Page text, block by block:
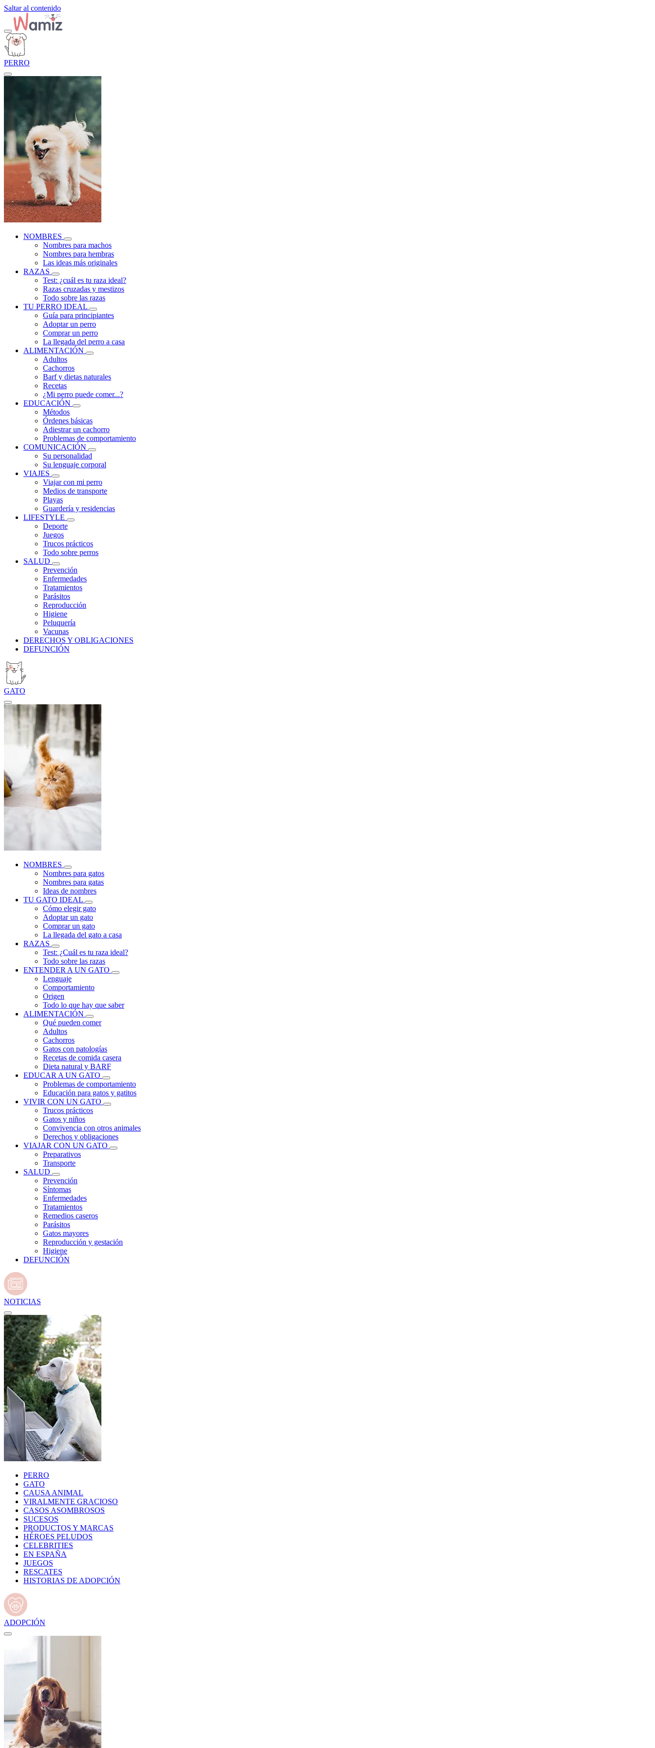
Saltar al contenido
PERRO
NOMBRES
Nombres para machos
Nombres para hembras
Las ideas más originales
RAZAS
Test: ¿cuál es tu raza ideal?
Razas cruzadas y mestizos
Todo sobre las razas
TU PERRO IDEAL
Guía para principiantes
Adoptar un perro
Comprar un perro
La llegada del perro a casa
ALIMENTACIÓN
Adultos
Cachorros
Barf y dietas naturales
Recetas
¿Mi perro puede comer...?
EDUCACIÓN
Métodos
Órdenes básicas
Adiestrar un cachorro
Problemas de comportamiento
COMUNICACIÓN
Su personalidad
Su lenguaje corporal
VIAJES
Viajar con mi perro
Medios de transporte
Playas
Guardería y residencias
LIFESTYLE
Deporte
Juegos
Trucos prácticos
Todo sobre perros
SALUD
Prevención
Enfermedades
Tratamientos
Parásitos
Reproducción
Higiene
Peluquería
Vacunas
DERECHOS Y OBLIGACIONES
DEFUNCIÓN
GATO
NOMBRES
Nombres para gatos
Nombres para gatas
Ideas de nombres
TU GATO IDEAL
Cómo elegir gato
Adoptar un gato
Comprar un gato
La llegada del gato a casa
RAZAS
Test: ¿Cuál es tu raza ideal?
Todo sobre las razas
ENTENDER A UN GATO
Lenguaje
Comportamiento
Origen
Todo lo que hay que saber
ALIMENTACIÓN
Qué pueden comer
Adultos
Cachorros
Gatos con patologías
Recetas de comida casera
Dieta natural y BARF
EDUCAR A UN GATO
Problemas de comportamiento
Educación para gatos y gatitos
VIVIR CON UN GATO
Trucos prácticos
Gatos y niños
Convivencia con otros animales
Derechos y obligaciones
VIAJAR CON UN GATO
Preparativos
Transporte
SALUD
Prevención
Síntomas
Enfermedades
Tratamientos
Remedios caseros
Parásitos
Gatos mayores
Reproducción y gestación
Higiene
DEFUNCIÓN
NOTICIAS
PERRO
GATO
CAUSA ANIMAL
VIRALMENTE GRACIOSO
CASOS ASOMBROSOS
SUCESOS
PRODUCTOS Y MARCAS
HÉROES PELUDOS
CELEBRITIES
EN ESPAÑA
JUEGOS
RESCATES
HISTORIAS DE ADOPCIÓN
ADOPCIÓN